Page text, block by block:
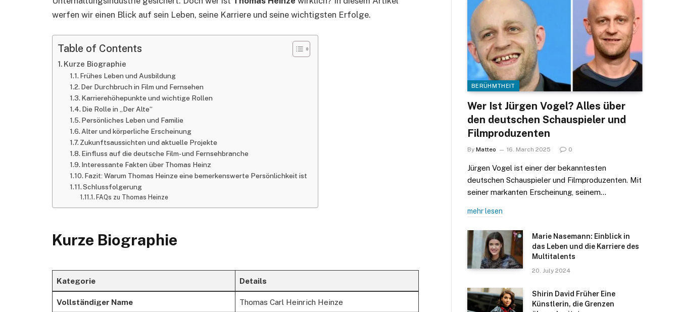
werfen wir einen Blick auf sein Leben, seine Karriere und seine wichtigsten Erfolge.
Table of Contents
Kurze Biographie
Frühes Leben und Ausbildung
Der Durchbruch in Film und Fernsehen
Karrierehöhepunkte und wichtige Rollen
Die Rolle in „Der Alte“
Persönliches Leben und Familie
Alter und körperliche Erscheinung
Zukunftsaussichten und aktuelle Projekte
Einfluss auf die deutsche Film- und Fernsehbranche
Interessante Fakten über Thomas Heinz
Fazit: Warum Thomas Heinze eine bemerkenswerte Persönlichkeit ist
Schlussfolgerung
FAQs zu Thomas Heinze
Kurze Biographie
Kategorie Details
Vollständiger Name Thomas Carl Heinrich Heinze
BERÜHMTHEIT
Wer Ist Jürgen Vogel? Alles über
den deutschen Schauspieler und
Filmproduzenten
By Matteo 16. March 2025 0
Jürgen Vogel ist einer der bekanntesten
deutschen Schauspieler und Filmproduzenten. Mit
seiner markanten Erscheinung, seinem…
mehr lesen
Marie Nasemann: Einblick in
das Leben und die Karriere des
Multitalents
20. July 2024
Shirin David Früher Eine
Künstlerin, die Grenzen